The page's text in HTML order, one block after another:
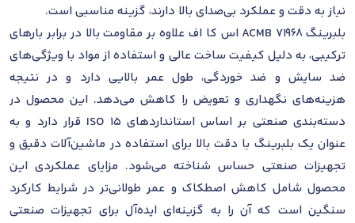
نیاز به دقت و عملکرد بی‌صدای بالا دارند، گزینه مناسبی است.
بلبرینگ 71968 ACMB اس کا اف علاوه بر مقاومت بالا در برابر بارهای
ترکیبی، به دلیل کیفیت ساخت عالی و استفاده از مواد با ویژگی‌های
ضد سایش و ضد خوردگی، طول عمر بالایی دارد و در نتیجه
هزینه‌های نگهداری و تعویض را کاهش می‌دهد. این محصول در
دسته‌بندی صنعتی بر اساس استانداردهای ISO 15 قرار دارد و به
عنوان یک بلبرینگ با دقت بالا برای استفاده در ماشین‌آلات دقیق و
تجهیزات صنعتی حساس شناخته می‌شود. مزایای عملکردی این
محصول شامل کاهش اصطکاک و عمر طولانی‌تر در شرایط کارکرد
سنگین است که آن را به گزینه‌ای ایده‌آل برای تجهیزات صنعتی